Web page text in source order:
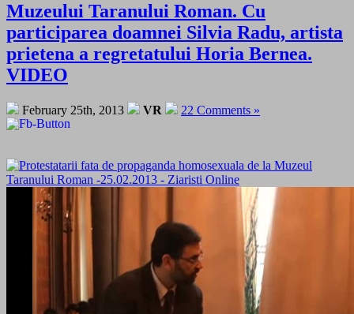
Muzeului Taranului Roman. Cu
participarea doamnei Silvia Radu, artista
prietena a regretatului Horia Bernea.
VIDEO
February 25th, 2013 VR 22 Comments »